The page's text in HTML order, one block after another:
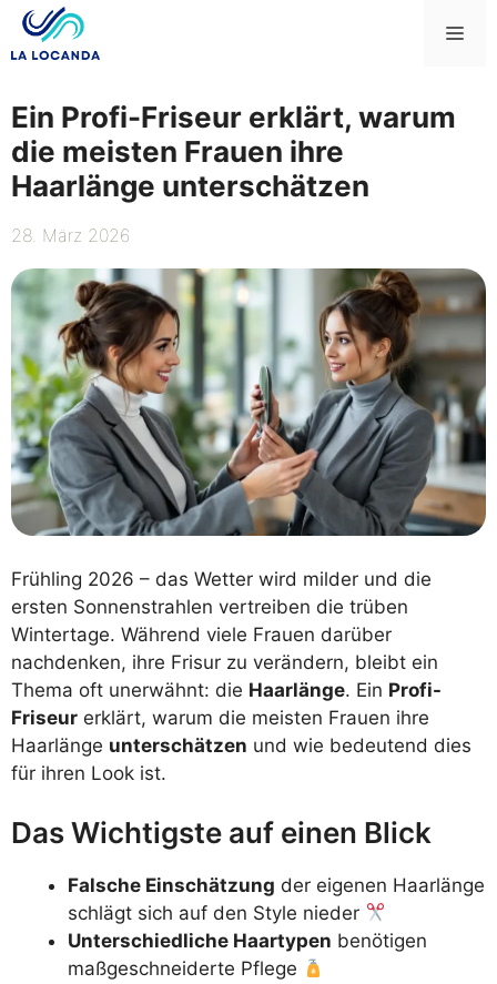
Zum
Inhalt
Ein Profi-Friseur erklärt, warum
die meisten Frauen ihre
Haarlänge unterschätzen
28. März 2026
Frühling 2026 – das Wetter wird milder und die
ersten Sonnenstrahlen vertreiben die trüben
Wintertage. Während viele Frauen darüber
nachdenken, ihre Frisur zu verändern, bleibt ein
Thema oft unerwähnt: die Haarlänge. Ein Profi-
Friseur erklärt, warum die meisten Frauen ihre
Haarlänge unterschätzen und wie bedeutend dies
für ihren Look ist.
Das Wichtigste auf einen Blick
Falsche Einschätzung der eigenen Haarlänge
schlägt sich auf den Style nieder
Unterschiedliche Haartypen benötigen
maßgeschneiderte Pflege